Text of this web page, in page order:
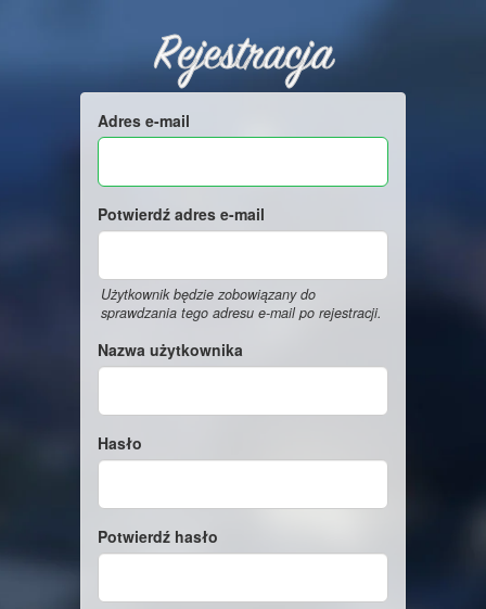
Rejestracja
Adres e-mail
Potwierdź adres e-mail
Użytkownik będzie zobowiązany do
sprawdzania tego adresu e-mail po rejestracji.
Nazwa użytkownika
Hasło
Potwierdź hasło